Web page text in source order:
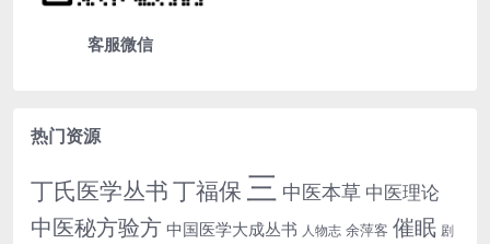
客服微信
热门资源
丁氏医学丛书丁福保 三 中医本草 中医理论
中医秘方验方 中国医学大成丛书 人物志 余萍客 催眠 剧